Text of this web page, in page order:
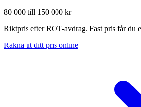
80 000 till 150 000 kr
Riktpris efter ROT-avdrag. Fast pris får du
Räkna ut ditt pris online